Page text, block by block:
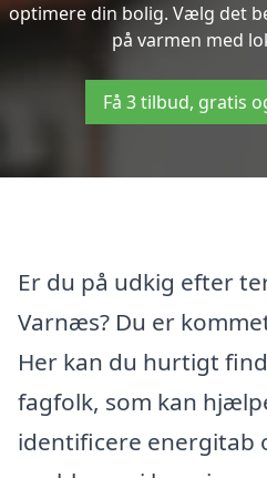
optimere din bolig. Vælg det
på varmen med
Få 3 tilbud, gratis
Er du på udkig efter
Varnæs? Du er
Her kan du hurtigt
fagfolk, som kan
identificere energitab